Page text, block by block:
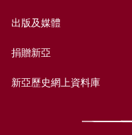
出版及媒體
捐贈新亞
新亞歷史網上資料庫